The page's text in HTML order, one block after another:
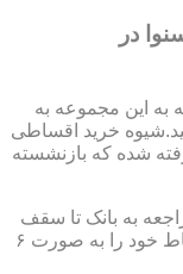
در
به این مجموعه به
خرید اقساطی
شده که بازنشسته
به بانک تا سقف
۷۰ میلیون تومان اعتبار دریافت نموده و اقساط خود را به صورت ۶